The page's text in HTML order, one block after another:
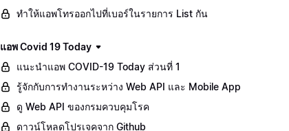
ทำให้แอพโทรออกไปที่เบอร์ในรายการ List กัน
แอพ Covid 19 Today
แนะนำแอพ COVID-19 Today ส่วนที่ 1
รู้จักกับการทำงานระหว่าง Web API และ Mobile App
ดู Web API ของกรมควบคุมโรค
ดาวน์โหลดโปรเจคจาก Github